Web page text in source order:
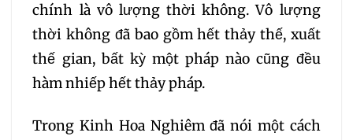
263 264 265
266 267 268
chính là vô lượng thời không. Vô lượng
thời không đã bao gồm hết thảy thế, xuất
thế gian, bất kỳ một pháp nào cũng đều
hàm nhiếp hết thảy pháp.
Trong Kinh Hoa Nghiêm đã nói một cách